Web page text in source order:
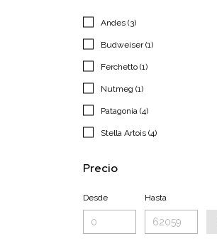
Andes (3)
Budweiser (1)
Ferchetto (1)
Nutmeg (1)
Patagonia (4)
Stella Artois (4)
Precio
Desde Hasta